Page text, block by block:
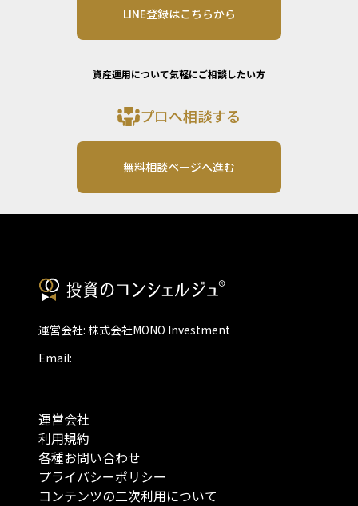
LINE登録はこちらから
資産運用について気軽にご相談したい方
プロへ相談する
無料相談ページへ進む
運営会社: 株式会社MONO Investment
Email:
運営会社
利用規約
各種お問い合わせ
プライバシーポリシー
コンテンツの二次利用について